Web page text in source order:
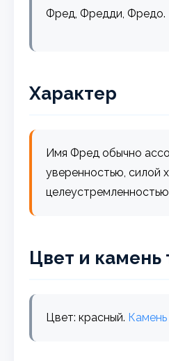
Фред, Фредди, Фредо.
Характер
Имя Фред обычно
уверенностью, силой
Цвет и камень
Цвет: красный. Камень